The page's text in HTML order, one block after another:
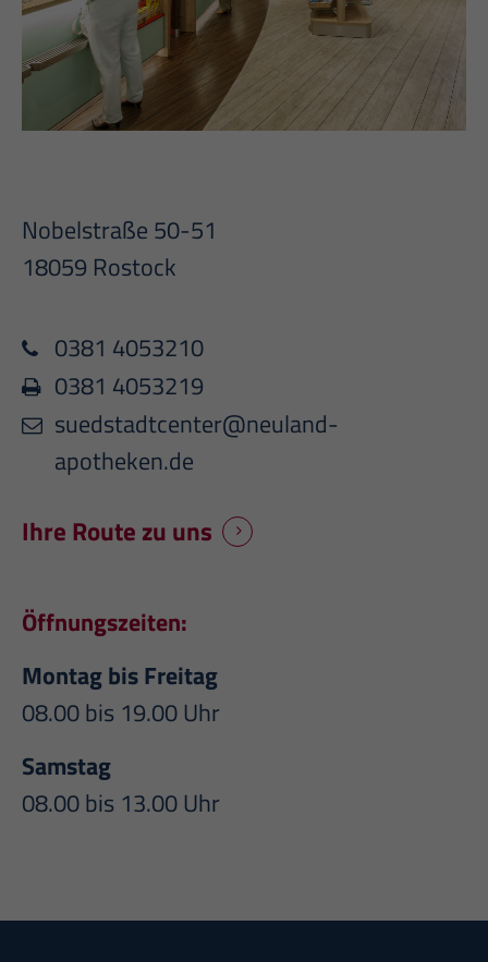
Nobelstraße 50-51
18059 Rostock
0381 4053210
0381 4053219
suedstadtcenter@neuland-
apotheken.de
Ihre Route zu uns
Öffnungszeiten:
Montag bis Freitag
08.00 bis 19.00 Uhr
Samstag
08.00 bis 13.00 Uhr